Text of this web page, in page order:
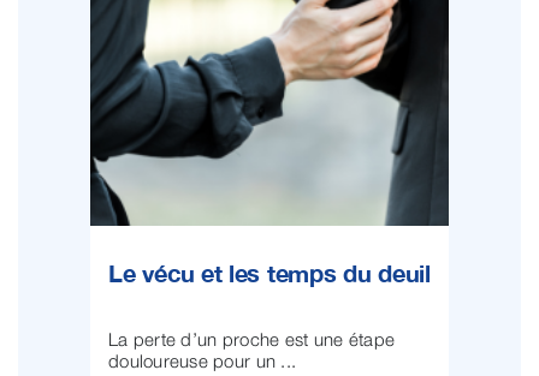
Le vécu et les temps du deuil
La perte d’un proche est une étape
douloureuse pour un ...